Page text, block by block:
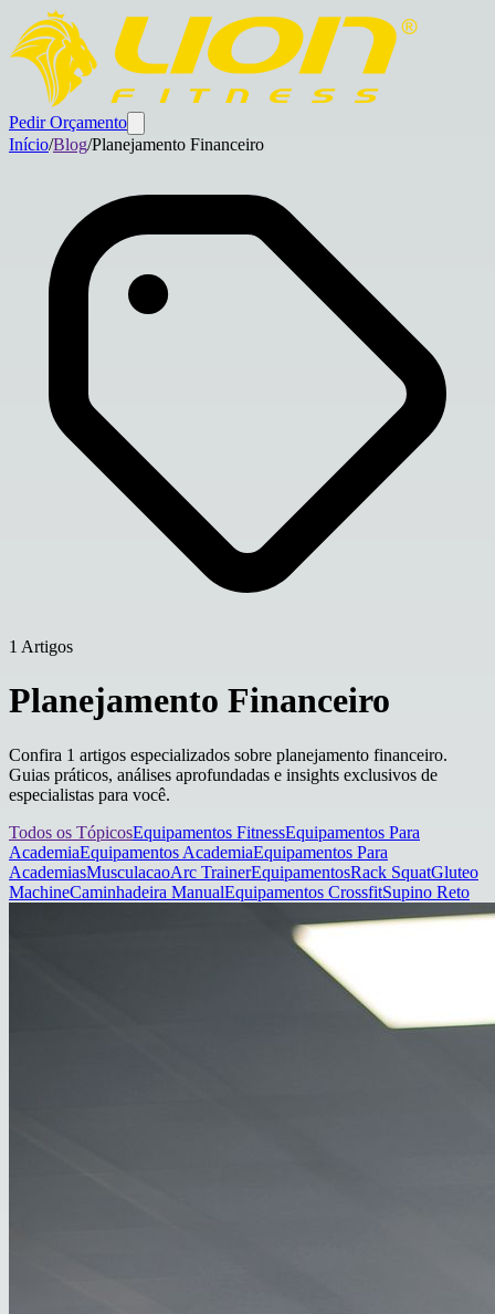
Pedir Orçamento
Início/Blog/Planejamento Financeiro
1 Artigos
Planejamento Financeiro
Confira 1 artigos especializados sobre planejamento financeiro.
Guias práticos, análises aprofundadas e insights exclusivos de
especialistas para você.
Todos os TópicosEquipamentos FitnessEquipamentos Para
AcademiaEquipamentos AcademiaEquipamentos Para
AcademiasMusculacaoArc TrainerEquipamentosRack SquatGluteo
MachineCaminhadeira ManualEquipamentos CrossfitSupino Reto